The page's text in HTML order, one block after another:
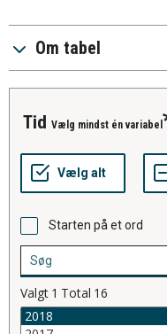
Om tabel
tid Vælg mindst én variabel
Starten på et ord
Valgt 1 Total 16